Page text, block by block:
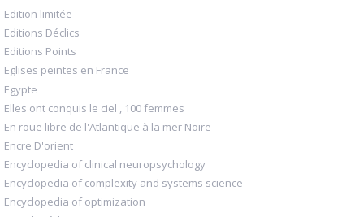
Edition limitée
Editions Déclics
Editions Points
Eglises peintes en France
Egypte
Elles ont conquis le ciel , 100 femmes
En roue libre de l'Atlantique à la mer Noire
Encre D'orient
Encyclopedia of clinical neuropsychology
Encyclopedia of complexity and systems science
Encyclopedia of optimization